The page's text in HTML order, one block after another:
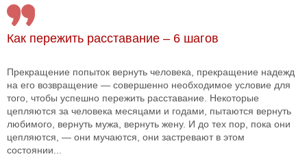
Как пережить расставание – 6 шагов
Прекращение попыток вернуть человека, прекращение надежд
на его возвращение — совершенно необходимое условие для
того, чтобы успешно пережить расставание. Некоторые
цепляются за человека месяцами и годами, пытаются вернуть
любимого, вернуть мужа, вернуть жену. И до тех пор, пока они
цепляются, — они мучаются, они застревают в этом
состоянии...